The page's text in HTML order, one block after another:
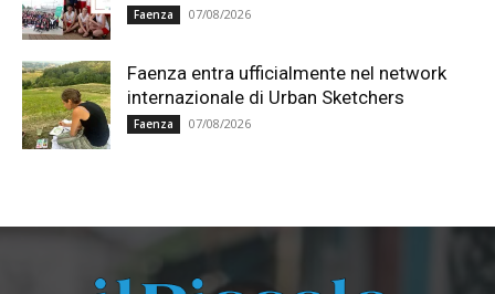
Faenza 07/08/2026
Faenza entra ufficialmente nel network
internazionale di Urban Sketchers
Faenza 07/08/2026